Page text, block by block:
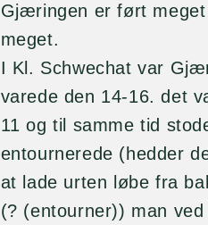
Gjæringen er ført
meget.
I Kl. Schwechat var
varede den 14-16. det
11 og til samme tid
entournerede (hedder
at lade urten løbe fra
(? (entourner)) man